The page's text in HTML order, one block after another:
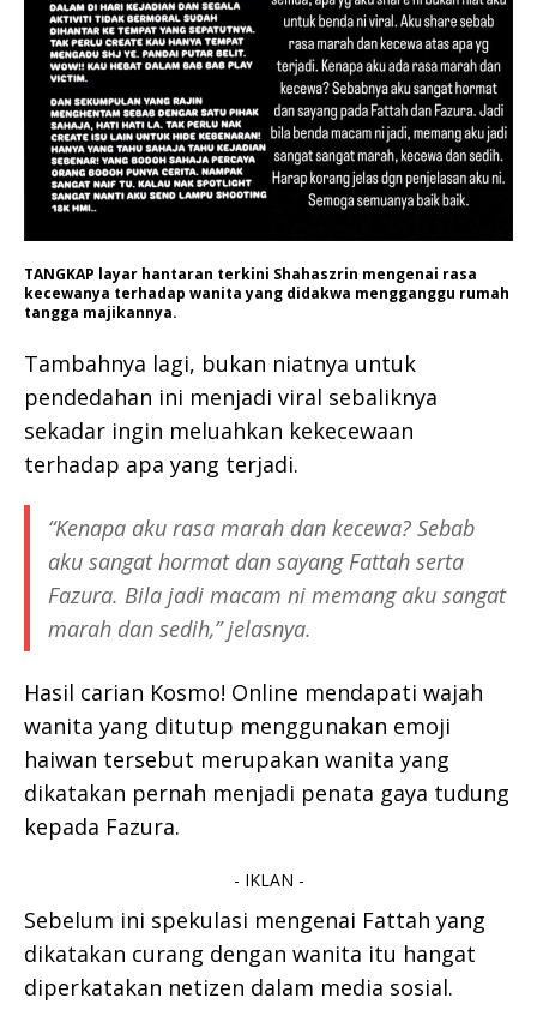
TANGKAP layar hantaran terkini Shahaszrin mengenai rasa
kecewanya terhadap wanita yang didakwa mengganggu rumah
tangga majikannya.
Tambahnya lagi, bukan niatnya untuk
pendedahan ini menjadi viral sebaliknya
sekadar ingin meluahkan kekecewaan
terhadap apa yang terjadi.
“Kenapa aku rasa marah dan kecewa? Sebab
aku sangat hormat dan sayang Fattah serta
Fazura. Bila jadi macam ni memang aku sangat
marah dan sedih,” jelasnya.
Hasil carian Kosmo! Online mendapati wajah
wanita yang ditutup menggunakan emoji
haiwan tersebut merupakan wanita yang
dikatakan pernah menjadi penata gaya tudung
kepada Fazura.
- IKLAN -
Sebelum ini spekulasi mengenai Fattah yang
dikatakan curang dengan wanita itu hangat
diperkatakan netizen dalam media sosial.